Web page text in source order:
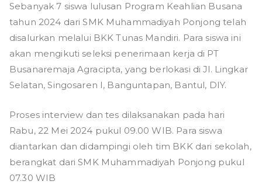
Sebanyak 7 siswa lulusan Program Keahlian Busana
tahun 2024 dari SMK Muhammadiyah Ponjong telah
disalurkan melalui BKK Tunas Mandiri. Para siswa ini
akan mengikuti seleksi penerimaan kerja di PT
Busanaremaja Agracipta, yang berlokasi di Jl. Lingkar
Selatan, Singosaren I, Banguntapan, Bantul, DIY.
Proses interview dan tes dilaksanakan pada hari
Rabu, 22 Mei 2024 pukul 09.00 WIB. Para siswa
diantarkan dan didampingi oleh tim BKK dari sekolah,
berangkat dari SMK Muhammadiyah Ponjong pukul
07.30 WIB